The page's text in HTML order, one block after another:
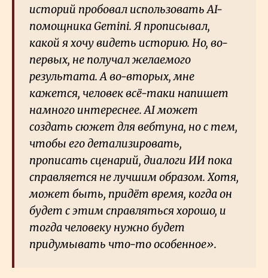
историй пробовал использовать AI-
помощника Gemini. Я прописывал,
какой я хочу видеть историю. Но, во-
первых, не получал желаемого
результата. А во-вторых, мне
кажется, человек всё-таки напишет
намного интереснее. AI может
создать сюжет для вебтуна, но с тем,
чтобы его детализировать,
прописать сценарий, диалоги ИИ пока
справляется не лучшим образом. Хотя,
может быть, придёт время, когда он
будет с этим справляться хорошо, и
тогда человеку нужно будет
придумывать что-то особенное».